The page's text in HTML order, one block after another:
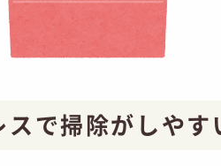
で掃除がしやす